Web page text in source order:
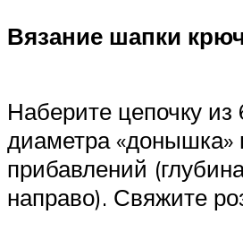
Вязание шапки
Наберите цепочку
диаметра «донышка»
прибавлений
направо). Свяжите